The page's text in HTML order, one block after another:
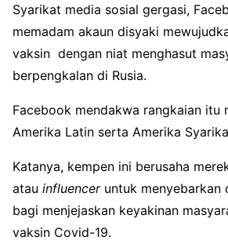
Syarikat media sosial gergasi,
memadam akaun disyaki
vaksin dengan niat menghasut
berpengkalan di Rusia.
Facebook mendakwa rangkaian itu
Amerika Latin serta Amerika
Katanya, kempen ini berusaha
atau influenceruntuk menyebarkan
bagi menjejaskan keyakinan
vaksin Covid-19.